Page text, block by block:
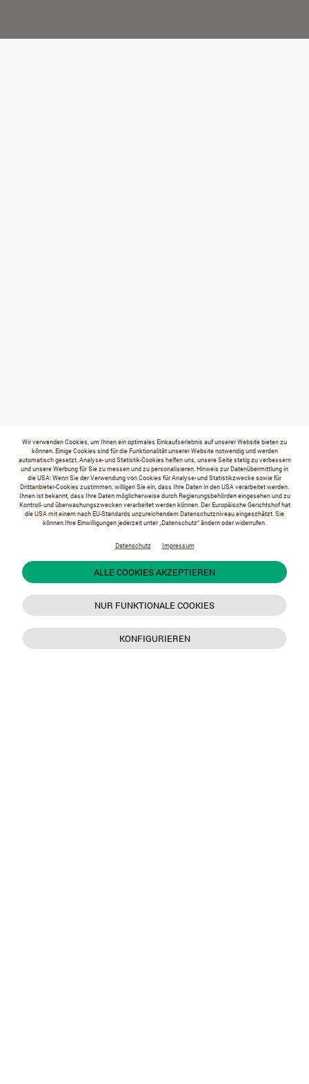
Wir verwenden Cookies, um Ihnen ein optimales Einkaufserlebnis auf unserer Website bieten zu
können. Einige Cookies sind für die Funktionalität unserer Website notwendig und werden
automatisch gesetzt. Analyse- und Statistik-Cookies helfen uns, unsere Seite stetig zu verbessern
und unsere Werbung für Sie zu messen und zu personalisieren. Hinweis zur Datenübermittlung in
die USA: Wenn Sie der Verwendung von Cookies für Analyse- und Statistikzwecke sowie für
Drittanbieter-Cookies zustimmen, willigen Sie ein, dass Ihre Daten in den USA verarbeitet werden.
Ihnen ist bekannt, dass Ihre Daten möglicherweise durch Regierungsbehörden eingesehen und zu
Kontroll- und überwachungszwecken verarbeitet werden können. Der Europäische Gerichtshof hat
die USA mit einem nach EU-Standards unzureichendem Datenschutzniveau eingeschätzt. Sie
können Ihre Einwilligungen jederzeit unter „Datenschutz“ ändern oder widerrufen.
Datenschutz Impressum
ALLE COOKIES AKZEPTIEREN
NUR FUNKTIONALE COOKIES
KONFIGURIEREN